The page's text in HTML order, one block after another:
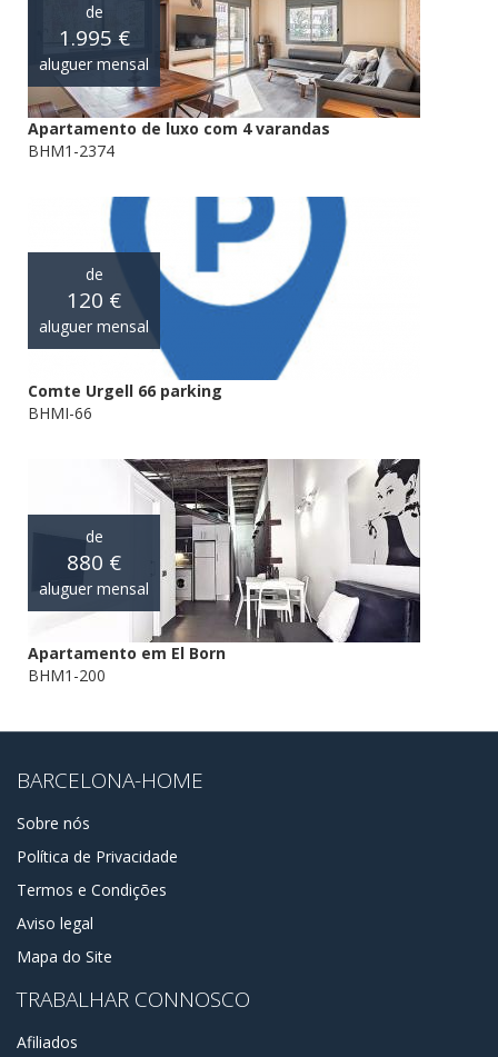
de
1.995 €
aluguer mensal
Apartamento de luxo com 4 varandas
BHM1-2374
de
120 €
aluguer mensal
Comte Urgell 66 parking
BHMI-66
de
880 €
aluguer mensal
Apartamento em El Born
BHM1-200
BARCELONA-HOME
Sobre nós
Política de Privacidade
Termos e Condições
Aviso legal
Mapa do Site
TRABALHAR CONNOSCO
Afiliados